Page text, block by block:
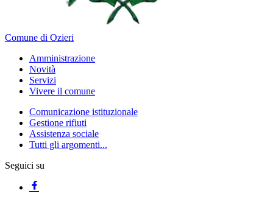
Comune di Ozieri
Amministrazione
Novità
Servizi
Vivere il comune
Comunicazione istituzionale
Gestione rifiuti
Assistenza sociale
Tutti gli argomenti...
Seguici su